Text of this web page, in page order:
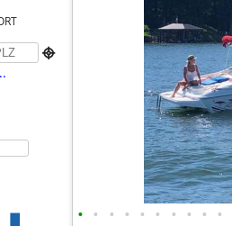

• • • • • • • • • •